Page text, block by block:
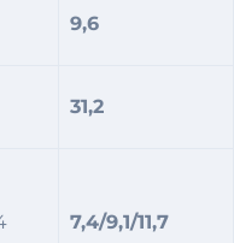
9,6
31,2
7,4/9,1/11,7